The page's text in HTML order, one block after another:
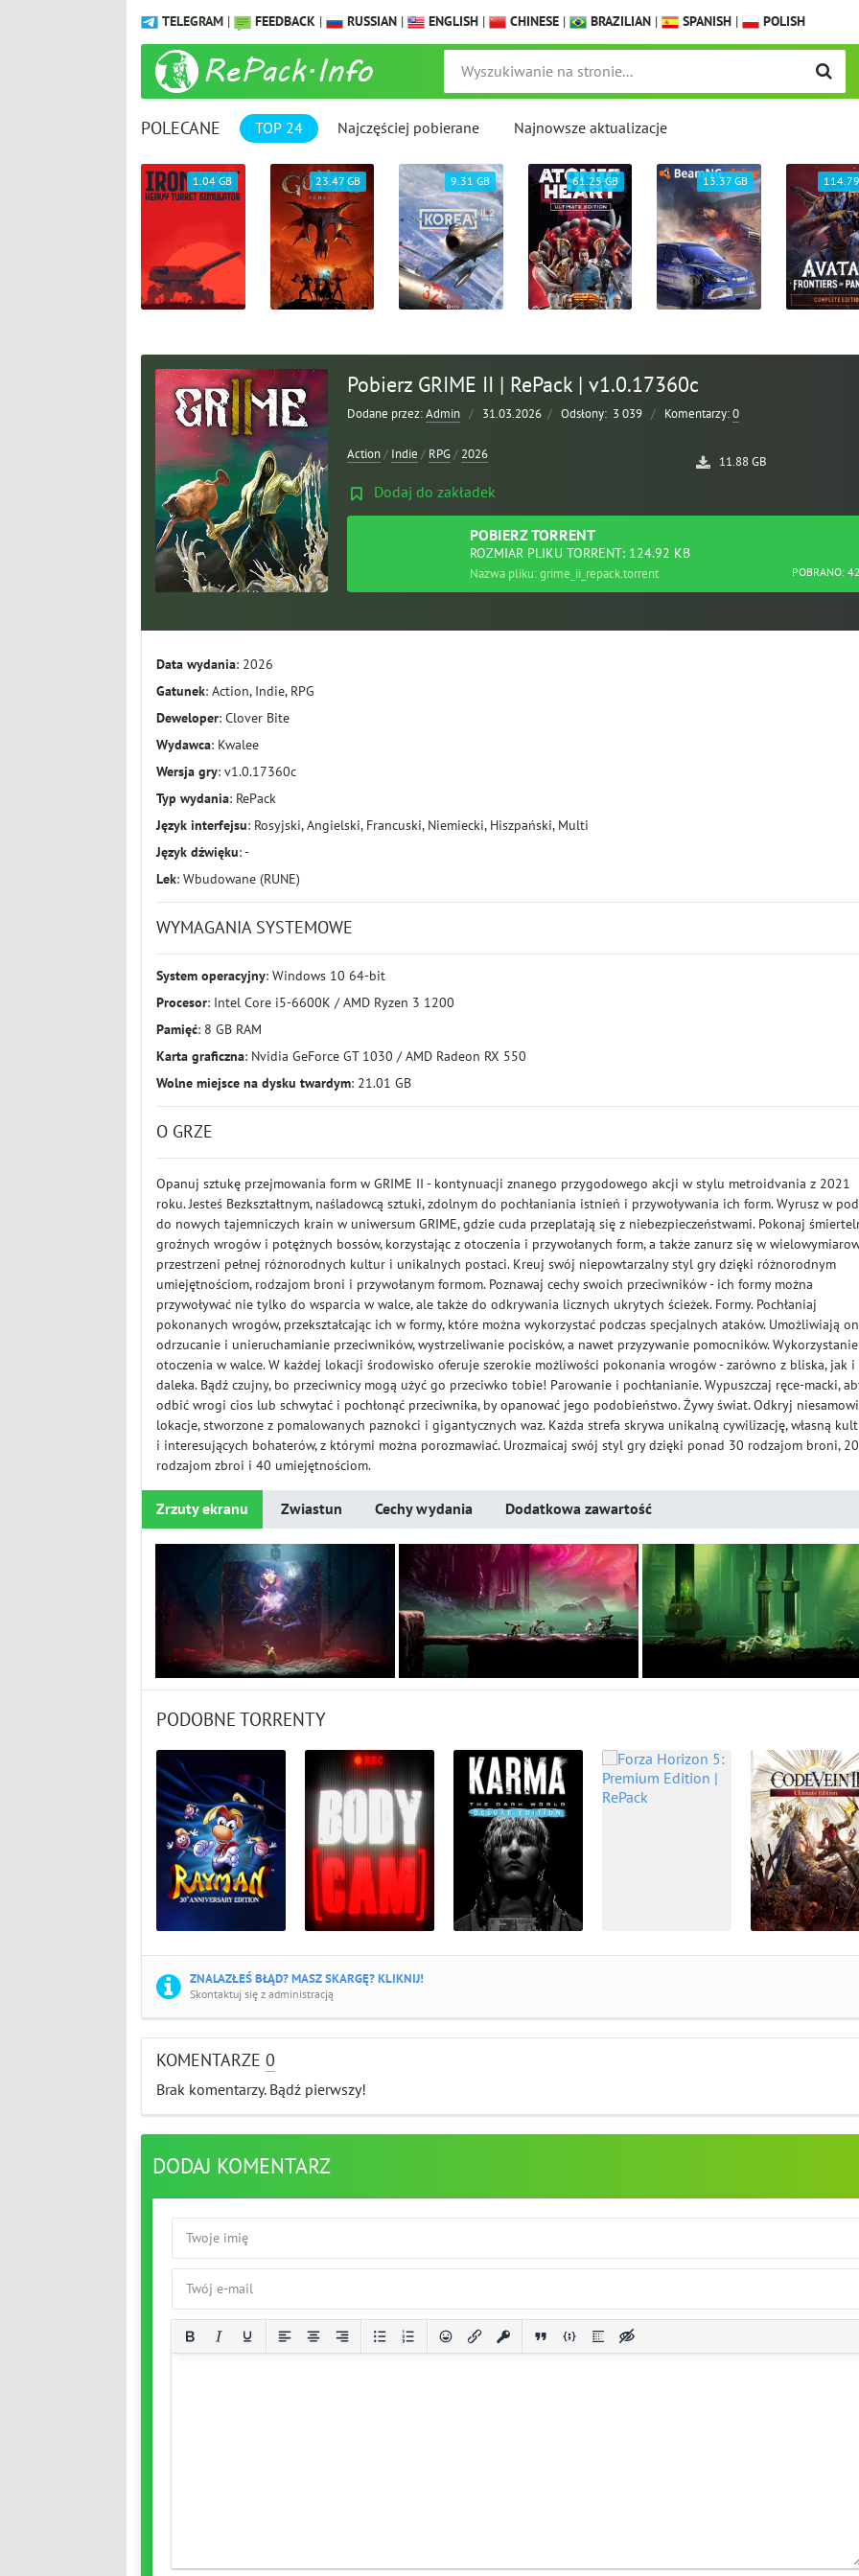
TELEGRAM | FEEDBACK | RUSSIAN | ENGLISH | CHINESE | BRAZILIAN | SPANISH | POLISH
POLECANE TOP 24 Najczęściej pobierane Najnowsze aktualizacje
23.47 GB 9.31 GB 61.25 GB 13.37 GB 114.79 GB
Pobierz GRIME II | RePack | v1.0.17360c
Dodane przez:Admin / 31.03.2026 / Odsłony: 3 039 / Komentarzy:0
11.88 GB
Action/ Indie / RPG/ 2026
Dodaj do zakładek
POBIERZTORRENT
ROZMIAR PLIKU TORRENT: 124.92 KB
POBRANO:
Nazwa pliku: grime_ii_repack.torrent
Data wydania: 2026
Gatunek: Action, Indie, RPG
Deweloper: Clover Bite
Wydawca: Kwalee
Wersja gry: v1.0.17360c
Typ wydania: RePack
Język interfejsu: Rosyjski, Angielski, Francuski, Niemiecki, Hiszpański, Multi
Język dźwięku: -
Lek: Wbudowane (RUNE)
WYMAGANIA SYSTEMOWE
System operacyjny: Windows 10 64-bit
Procesor: Intel Core i5-6600K / AMD Ryzen 3 1200
Pamięć: 8 GB RAM
Karta graficzna: Nvidia GeForce GT 1030 / AMD Radeon RX 550
Wolne miejsce na dysku twardym: 21.01 GB
O GRZE
Opanuj sztukę przejmowania form w GRIME II - kontynuacji znanego przygodowego akcji w stylu metroidvania z 2021
roku. Jesteś Bezkształtnym, naśladowcą sztuki, zdolnym do pochłaniania istnień i przywoływania ich form. Wyrusz w
do nowych tajemniczych krain w uniwersum GRIME, gdzie cuda przeplatają się z niebezpieczeństwami. Pokonaj
groźnych wrogów i potężnych bossów, korzystając z otoczenia i przywołanych form, a także zanurz się w
przestrzeni pełnej różnorodnych kultur i unikalnych postaci. Kreuj swój niepowtarzalny styl gry dzięki różnorodnym
umiejętnościom, rodzajom broni i przywołanym formom. Poznawaj cechy swoich przeciwników - ich formy można
przywoływać nie tylko do wsparcia w walce, ale także do odkrywania licznych ukrytych ścieżek. Formy. Pochłaniaj
pokonanych wrogów, przekształcając ich w formy, które można wykorzystać podczas specjalnych ataków. Umożliwiają
odrzucanie i unieruchamianie przeciwników, wystrzeliwanie pocisków, a nawet przyzywanie pomocników. Wykorzystanie
otoczenia w walce. W każdej lokacji środowisko oferuje szerokie możliwości pokonania wrogów - zarówno z bliska, jak i
daleka. Bądź czujny, bo przeciwnicy mogą użyć go przeciwko tobie! Parowanie i pochłanianie. Wypuszczaj ręce-macki,
odbić wrogi cios lub schwytać i pochłonąć przeciwnika, by opanować jego podobieństwo. Żywy świat. Odkryj
lokacje, stworzone z pomalowanych paznokci i gigantycznych waz. Każda strefa skrywa unikalną cywilizację, własną
i interesujących bohaterów, z którymi można porozmawiać. Urozmaicaj swój styl gry dzięki ponad 30 rodzajom broni, 20
rodzajom zbroi i 40 umiejętnościom.
Zrzuty ekranu Zwiastun Cechy wydania Dodatkowa zawartość
PODOBNE TORRENTY
ZNALAZŁEŚ BŁĄD? MASZ SKARGĘ? KLIKNIJ!
Skontaktuj się z administracją
KOMENTARZE 0
Brak komentarzy. Bądź pierwszy!
DODAJ KOMENTARZ